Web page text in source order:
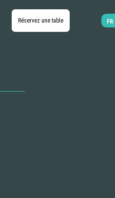
Réservez une table FR